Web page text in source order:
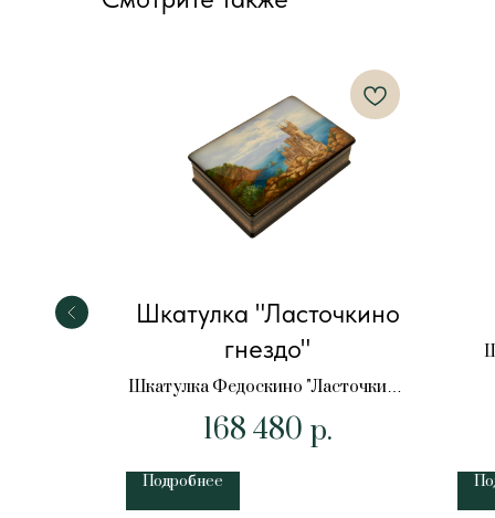
Шкатулка "Ласточкино
гнездо"
Шкатулка Федоскино "Ласточкино
гнездо"
168 480 р.
Подробнее